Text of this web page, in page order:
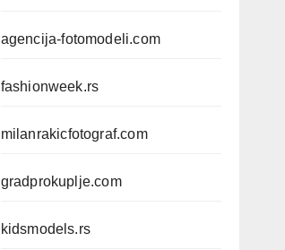
agencija-fotomodeli.com
fashionweek.rs
milanrakicfotograf.com
gradprokuplje.com
kidsmodels.rs